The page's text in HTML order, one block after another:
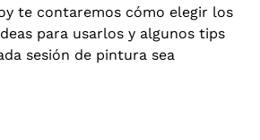
te contaremos cómo elegir los
para usarlos y algunos tips
sesión de pintura sea